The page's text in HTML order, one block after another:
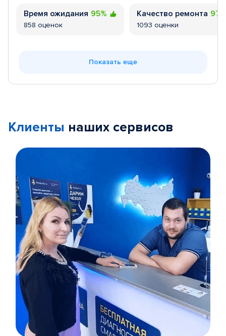
Время ожидания 95%
858 оценок
Качество ремонта
1093 оценки
Показать еще
Клиенты наших сервисов